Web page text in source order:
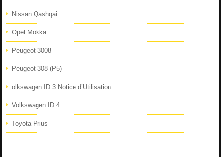
Nissan Qashqai
Opel Mokka
Peugeot 3008
Peugeot 308 (P5)
olkswagen ID.3 Notice d’Utilisation
Volkswagen ID.4
Toyota Prius